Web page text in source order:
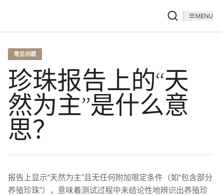
MENU
常见问题
珍珠报告上的“天
然为主”是什么意
思？
报告上显示“天然为主”且无任何附加限定条件（如“包含部分
养殖珍珠”），意味着测试过程中未结论性地辨识出养殖珍